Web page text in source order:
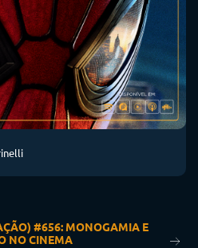
#656: MONOGAMIA E
NO CINEMA